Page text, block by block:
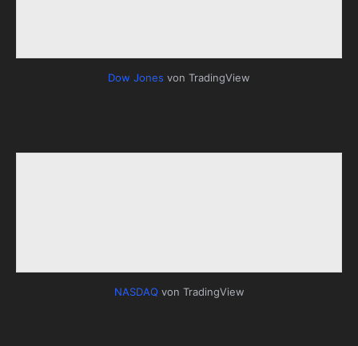
Dow Jones von TradingView
NASDAQ von TradingView